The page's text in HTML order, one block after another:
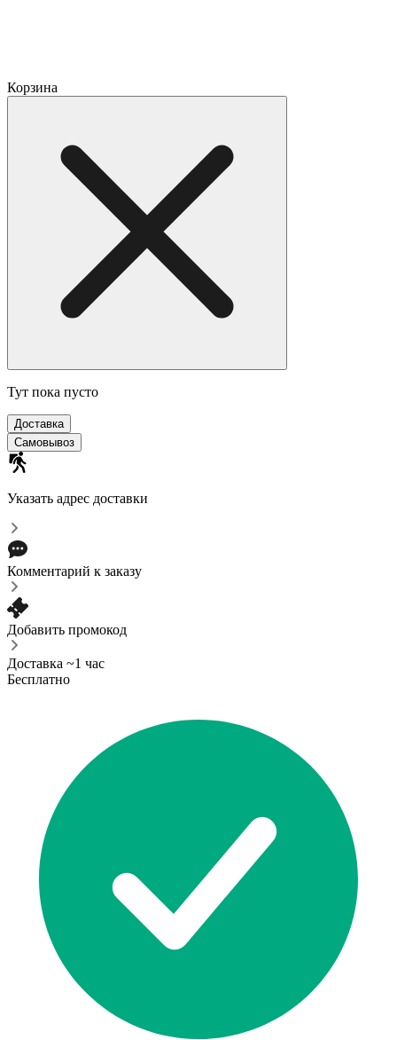
Корзина
Тут пока пусто
Доставка
Самовывоз
Указать адрес доставки
Комментарий к заказу
Добавить промокод
Доставка ~1 час
Бесплатно